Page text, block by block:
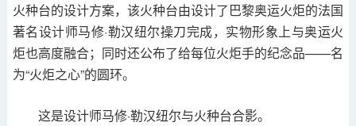
火种台的设计方案，该火种台由设计了巴黎奥运火炬的法国
著名设计师马修·勒汉纽尔操刀完成，实物形象上与奥运火
炬也高度融合；同时还公布了给每位火炬手的纪念品——名
为“火炬之心”的圆环。
这是设计师马修·勒汉纽尔与火种台合影。